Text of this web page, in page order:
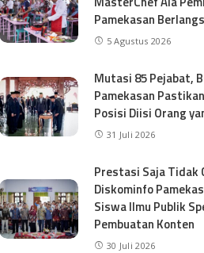
Pamekasan
5 Agustus 2026
Mutasi 85 Pejabat,
Pamekasan
Posisi Diisi Orang
31 Juli 2026
Prestasi Saja Tidak
Diskominfo
Siswa Ilmu Publik
Pembuatan Konten
30 Juli 2026